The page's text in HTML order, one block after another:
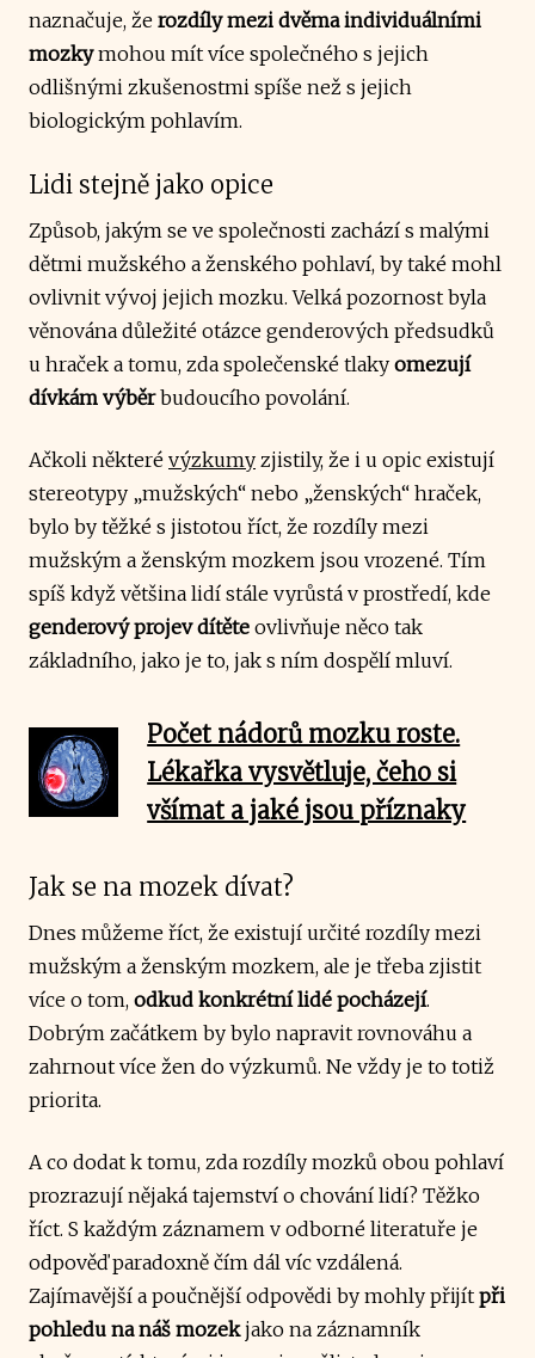
naznačuje, že rozdíly mezi dvěma individuálními
mozkymohou mít více společného s jejich
odlišnými zkušenostmi spíše než s jejich
biologickým pohlavím.
Lidi stejně jako opice
Způsob, jakým se ve společnosti zachází s malými
dětmi mužského a ženského pohlaví, by také mohl
ovlivnit vývoj jejich mozku. Velká pozornost byla
věnována důležité otázce genderových předsudků
u hraček a tomu, zda společenské tlaky omezují
dívkám výběrbudoucího povolání.
Ačkoli některé výzkumy zjistily, že i u opic existují
stereotypy „mužských“ nebo „ženských“ hraček,
bylo by těžké s jistotou říct, že rozdíly mezi
mužským a ženským mozkem jsou vrozené. Tím
spíš když většina lidí stále vyrůstá v prostředí, kde
genderový projev dítěte ovlivňuje něco tak
základního, jako je to, jak s ním dospělí mluví.
Počet nádorů mozku roste.
Lékařka vysvětluje, čeho si
všímat a jaké jsou příznaky
Jak se na mozek dívat?
Dnes můžeme říct, že existují určité rozdíly mezi
mužským a ženským mozkem, ale je třeba zjistit
více o tom, odkud konkrétní lidé pocházejí.
Dobrým začátkem by bylo napravit rovnováhu a
zahrnout více žen do výzkumů. Ne vždy je to totiž
priorita.
A co dodat k tomu, zda rozdíly mozků obou pohlaví
prozrazují nějaká tajemství o chování lidí? Těžko
říct. S každým záznamem v odborné literatuře je
odpověď paradoxně čím dál víc vzdálená.
Zajímavější a poučnější odpovědi by mohly přijít při
pohledu na náš mozekjako na záznamník